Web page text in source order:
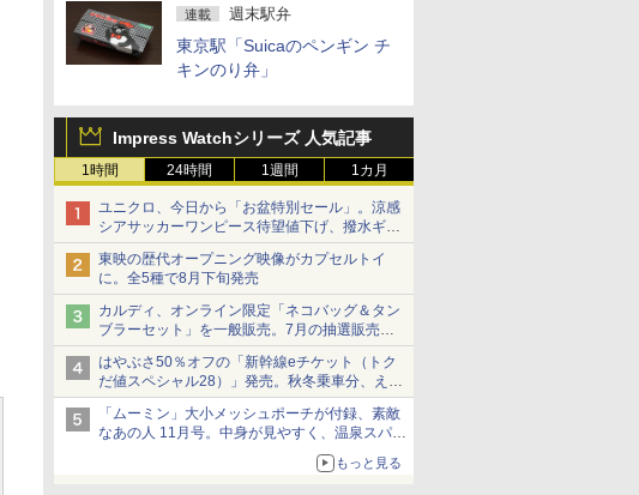
連載 週末駅弁
東京駅「Suicaのペンギン チ
キンのり弁」
Impress Watchシリーズ 人気記事
1時間 24時間 1週間 1カ月
ユニクロ、今日から「お盆特別セール」。涼感
シアサッカーワンピース待望値下げ、撥水ギア
ショーツは1990円に
東映の歴代オープニング映像がカプセルトイ
に。全5種で8月下旬発売
カルディ、オンライン限定「ネコバッグ＆タン
ブラーセット」を一般販売。7月の抽選販売の
当選無効分
はやぶさ50％オフの「新幹線eチケット（トク
だ値スペシャル28）」発売。秋冬乗車分、えき
ねっと限定
「ムーミン」大小メッシュポーチが付録、素敵
なあの人 11月号。中身が見やすく、温泉スパに
もっと見る